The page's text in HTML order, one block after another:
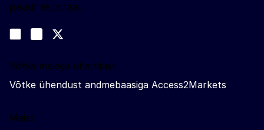
peadirektoraat
Join us on LinkedIn
Trade-Off podcast
Võtke meiega ühendust
Võtke ühendust andmebaasiga Access2Markets
Meist